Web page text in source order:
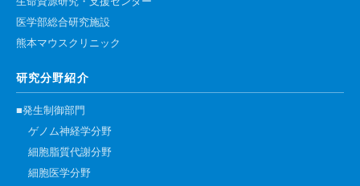
医学部総合研究施設
熊本マウスクリニック
研究分野紹介
■発生制御部門
ゲノム神経学分野
細胞脂質代謝分野
細胞医学分野